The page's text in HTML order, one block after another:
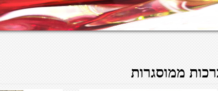
ממוסגרות